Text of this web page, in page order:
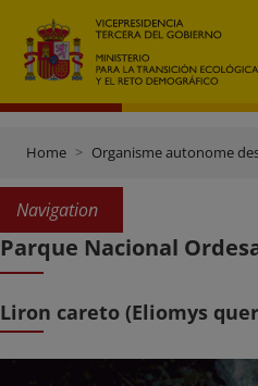
Home Organisme autonome
Navigation
Parque Nacional
Liron careto (Eliomys